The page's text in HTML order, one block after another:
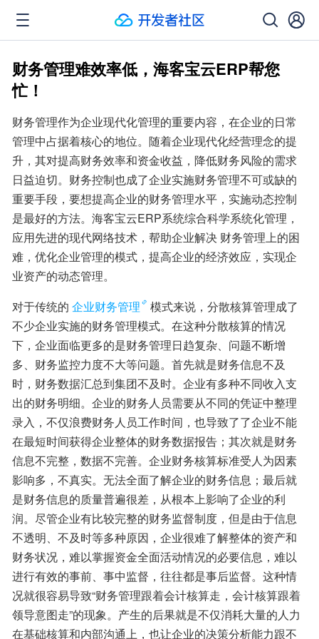
财务管理难效率低，海客宝云ERP帮您
忙！
财务管理作为企业现代化管理的重要内容，在企业的日常
管理中占据着核心的地位。随着企业现代化经营理念的提
升，其对提高财务效率和资金收益，降低财务风险的需求
日益迫切。财务控制也成了企业实施财务管理不可或缺的
重要手段，要想提高企业的财务管理水平，实施动态控制
是最好的方法。海客宝云ERP系统综合科学系统化管理，
应用先进的现代网络技术，帮助企业解决 财务管理上的困
难，优化企业管理的模式，提高企业的经济效应，实现企
业资产的动态管理。
对于传统的 企业财务管理
模式来说，分散核算管理成了
不少企业实施的财务管理模式。在这种分散核算的情况
下，企业面临更多的是财务管理日趋复杂、问题不断增
多、财务监控力度不大等问题。首先就是财务信息不及
时，财务数据汇总到集团不及时。企业有多种不同收入支
出的财务明细。企业的财务人员需要从不同的凭证中整理
录入，不仅浪费财务人员工作时间，也导致了了企业不能
在最短时间获得企业整体的财务数据报告；其次就是财务
信息不完整，数据不完善。企业财务核算标准受人为因素
影响多，不真实。无法全面了解企业的财务信息；最后就
是财务信息的质量普遍很差，从根本上影响了企业的利
润。尽管企业有比较完整的财务监督制度，但是由于信息
不透明、不及时等多种原因，企业很难了解整体的资产和
财务状况，难以掌握资金全面活动情况的必要信息，难以
进行有效的事前、事中监督，往往都是事后监督。这种情
况就很容易导致“财务管理跟着会计核算走，会计核算跟着
领导意图走”的现象。产生的后果就是不仅消耗大量的人力
在基础核算和内部沟通上，也让企业的决策分析能力跟不